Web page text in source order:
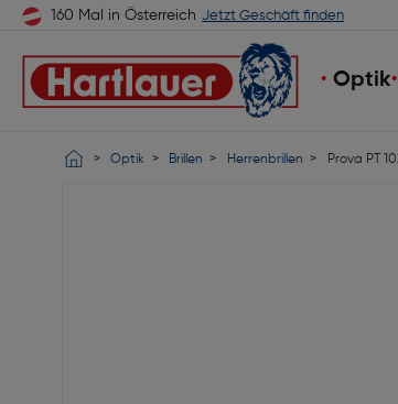
160 Mal in Österreich Jetzt Geschäft finden
Optik
Optik Brillen Herrenbrillen Prova PT